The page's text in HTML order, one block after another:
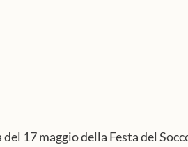
17 maggio della Festa del